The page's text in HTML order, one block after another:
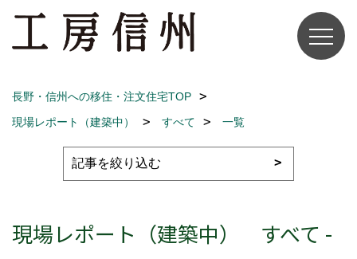
長野・信州への移住・注文住宅TOP
現場レポート（建築中）
すべて 一覧
現場レポート（建築中） すべて -